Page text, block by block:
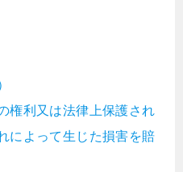
権利又は法律上保護され
によって生じた損害を賠